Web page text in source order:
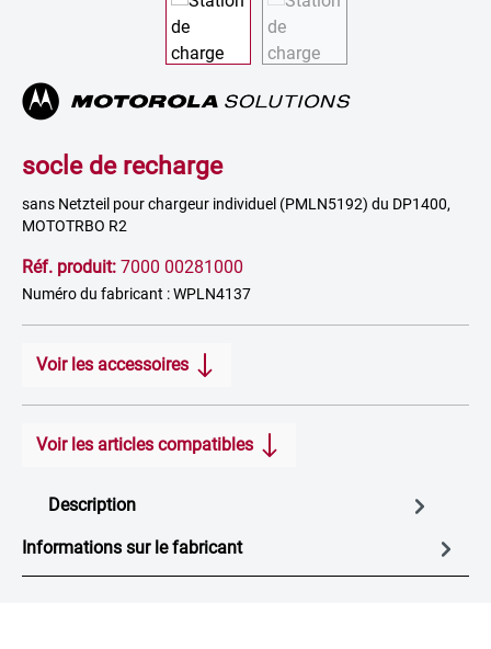
socle de recharge
sans Netzteil pour chargeur individuel (PMLN5192) du DP1400,
MOTOTRBO R2
Réf. produit: 7000 00281000
Numéro du fabricant : WPLN4137
Voir les accessoires
Voir les articles compatibles
Description
Informations sur le fabricant